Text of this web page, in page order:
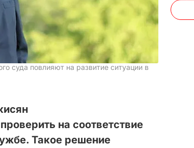
суда повлияют на развитие ситуации в
на соответствие
Такое решение